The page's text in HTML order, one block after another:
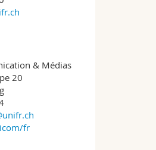
& Médias
20
fr